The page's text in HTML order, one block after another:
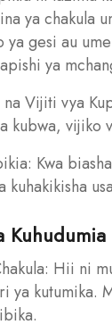
ya chakula
ya gesi au
ya
Vijiti vya
kubwa, vijiko
Kwa
kuhakikisha
Kuhudumia
Hii ni
ya kutumika.